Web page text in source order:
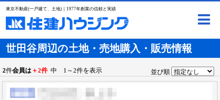
東京不動産(一戸建て、土地)｜1977年創業の信頼と実績
世田谷周辺の土地・売地購入・販売情報
2件会員は ＋2件 中 1～2件を表示 並び順